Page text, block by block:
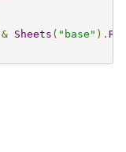
& Sheets ( "base" ).